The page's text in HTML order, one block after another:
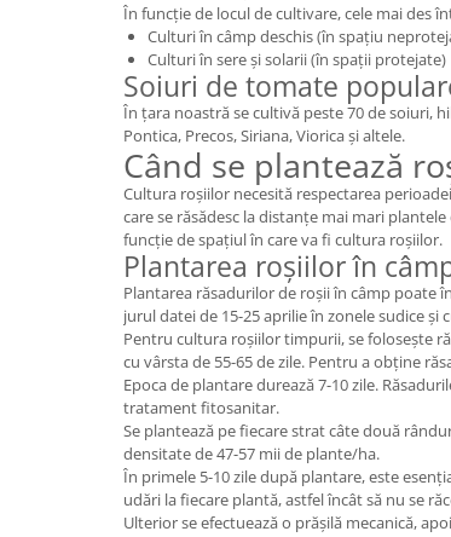
În funcție de locul de cultivare, cele mai des
Culturi în câmp deschis (în spațiu
Culturi în sere și solarii (în spații protejate)
Soiuri de tomate
În țara noastră se cultivă peste 70 de soiuri,
Pontica, Precos, Siriana, Viorica și altele.
Când se plantează
Cultura roșiilor necesită respectarea
care se răsădesc la distanțe mai mari
funcție de spațiul în care va fi cultura roșiilor.
Plantarea roșiilor în
Plantarea răsadurilor de roșii în câmp poate
jurul datei de 15-25 aprilie în zonele sudice și
Pentru cultura roșiilor timpurii, se folosește
cu vârsta de 55-65 de zile. Pentru a obține
Epoca de plantare durează 7-10 zile.
tratament fitosanitar.
Se plantează pe fiecare strat câte două
densitate de 47-57 mii de plante/ha.
În primele 5-10 zile după plantare, este
udări la fiecare plantă, astfel încât să nu se
Ulterior se efectuează o prășilă mecanică,